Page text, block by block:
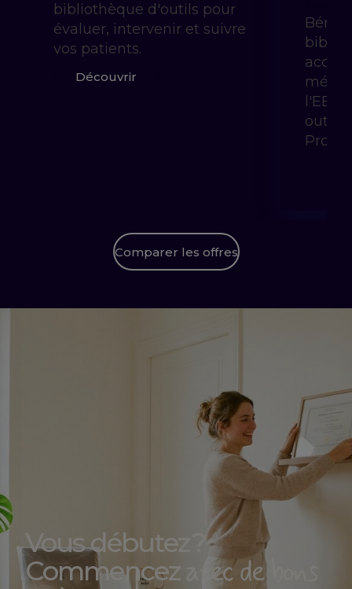
bibliothèque d'outils pour
évaluer, intervenir et suivre
vos patients.
Découvrir
l'EBP
outils
Comparer les offres
Vous débutez ?
Commencez
avec de bons